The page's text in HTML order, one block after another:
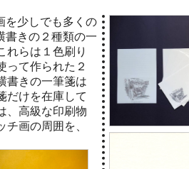
書きの２種類の一
れらは１色刷り
って作られた２
書きの一筆箋は
だけを在庫して
、高級な印刷物
画の周囲を、